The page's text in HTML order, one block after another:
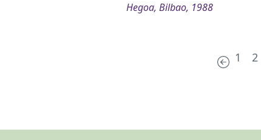
Hegoa, Bilbao, 1988
1 2